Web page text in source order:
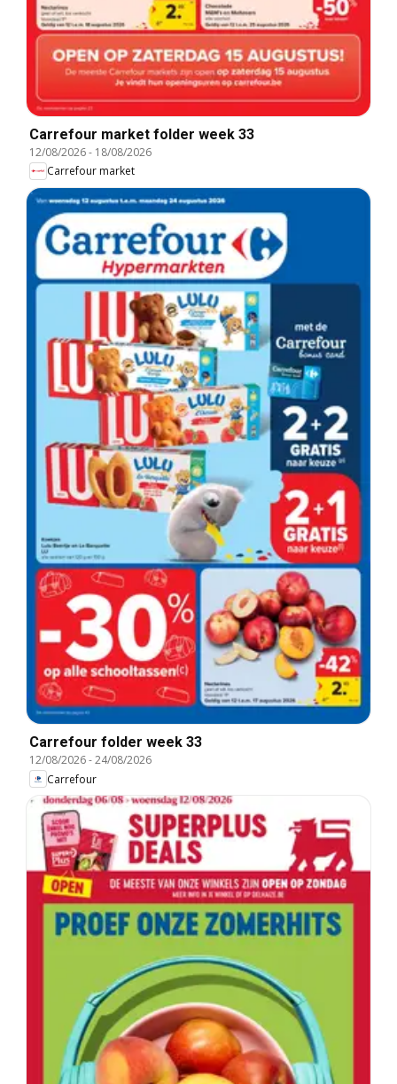
Carrefour market folder week 33
12/08/2026- 18/08/2026
Carrefour market
Carrefour folder week 33
12/08/2026-24/08/2026
Carrefour